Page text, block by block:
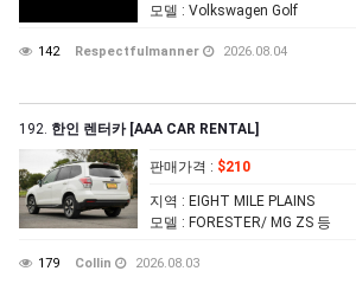
모델 : Volkswagen Golf
142 Respectfulmanner 2026.08.04
192. 한인 렌터카 [AAA CAR RENTAL]
판매가격 : $210
지역 : EIGHT MILE PLAINS
모델 : FORESTER/ MG ZS 등
179 Collin 2026.08.03